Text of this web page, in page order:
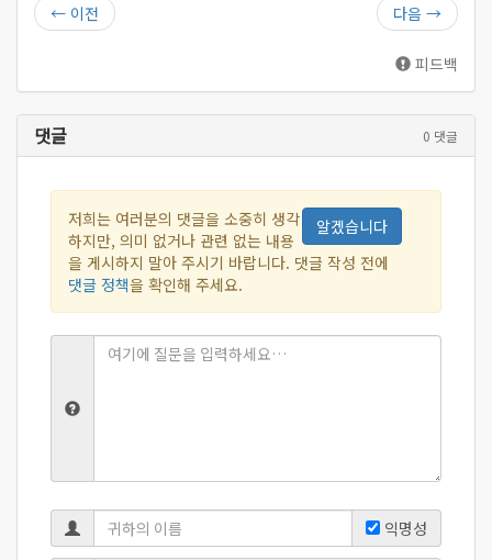
← 이전 다음 →
피드백
0 댓글
댓글
알겠습니다
저희는 여러분의 댓글을 소중히 생각
하지만, 의미 없거나 관련 없는 내용
을 게시하지 말아 주시기 바랍니다. 댓글 작성 전에
댓글 정책을 확인해 주세요.
익명성